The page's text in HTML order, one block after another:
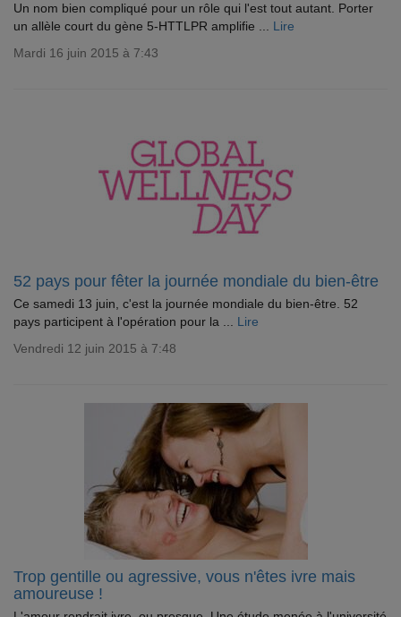
Un nom bien compliqué pour un rôle qui l'est tout autant. Porter
un allèle court du gène 5-HTTLPR amplifie ... Lire
Mardi 16 juin 2015 à 7:43
52 pays pour fêter la journée mondiale du bien-être
Ce samedi 13 juin, c'est la journée mondiale du bien-être. 52
pays participent à l'opération pour la ... Lire
Vendredi 12 juin 2015 à 7:48
Trop gentille ou agressive, vous n'êtes ivre mais
amoureuse !